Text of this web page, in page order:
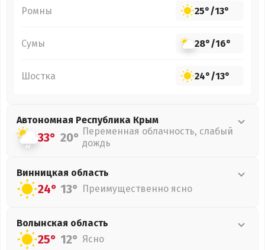
Ромны 25°/13°
Сумы 28°/16°
Шостка 24°/13°
Автономная Республика Крым
33° 20° Переменная облачность, слабый
дождь
Винницкая область
24° 13° Преимущественно ясно
Волынская область
25° 12° Ясно